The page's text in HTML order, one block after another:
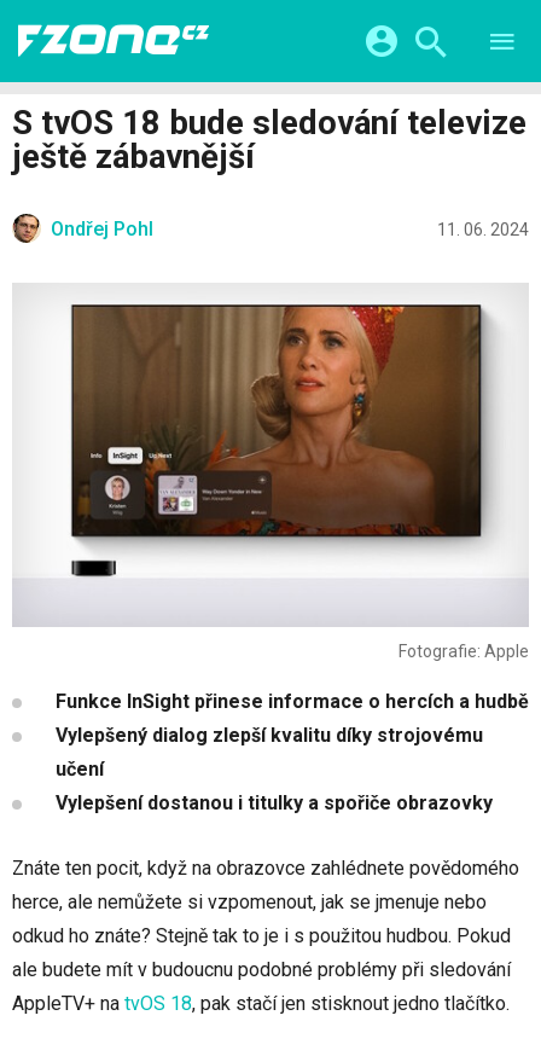
VIDEA
KATEGORIE
CHYTRÁ MĚSTA
ŽIVOT BUDOUCNOSTI
FINTECH
Facebook
Twitter Microsoft
S tvOS 18 bude sledování televize
ještě zábavnější
Ondřej Pohl 11. 06. 2024
Fotografie: Apple
Funkce InSight přinese informace o hercích a hudbě
Vylepšený dialog zlepší kvalitu díky strojovému
učení
Vylepšení dostanou i titulky a spořiče obrazovky
Znáte ten pocit, když na obrazovce zahlédnete povědomého
herce, ale nemůžete si vzpomenout, jak se jmenuje nebo
odkud ho znáte? Stejně tak to je i s použitou hudbou. Pokud
ale budete mít v budoucnu podobné problémy při sledování
AppleTV+ na tvOS 18, pak stačí jen stisknout jedno tlačítko.